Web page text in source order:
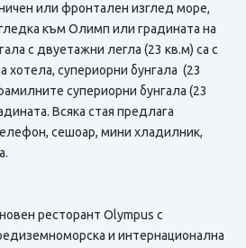
или фронтален изглед море,
към Олимп или градината на
с двуетажни легла (23 кв.м) са с
хотела, супериорни бунгала (23
супериорни бунгала (23
Всяка стая предлага
сешоар, мини хладилник,
ресторант Olympus с
и интернационална